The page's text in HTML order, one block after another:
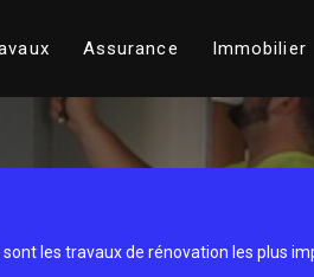
Assurance Immobilier
sont les travaux de rénovation les plus